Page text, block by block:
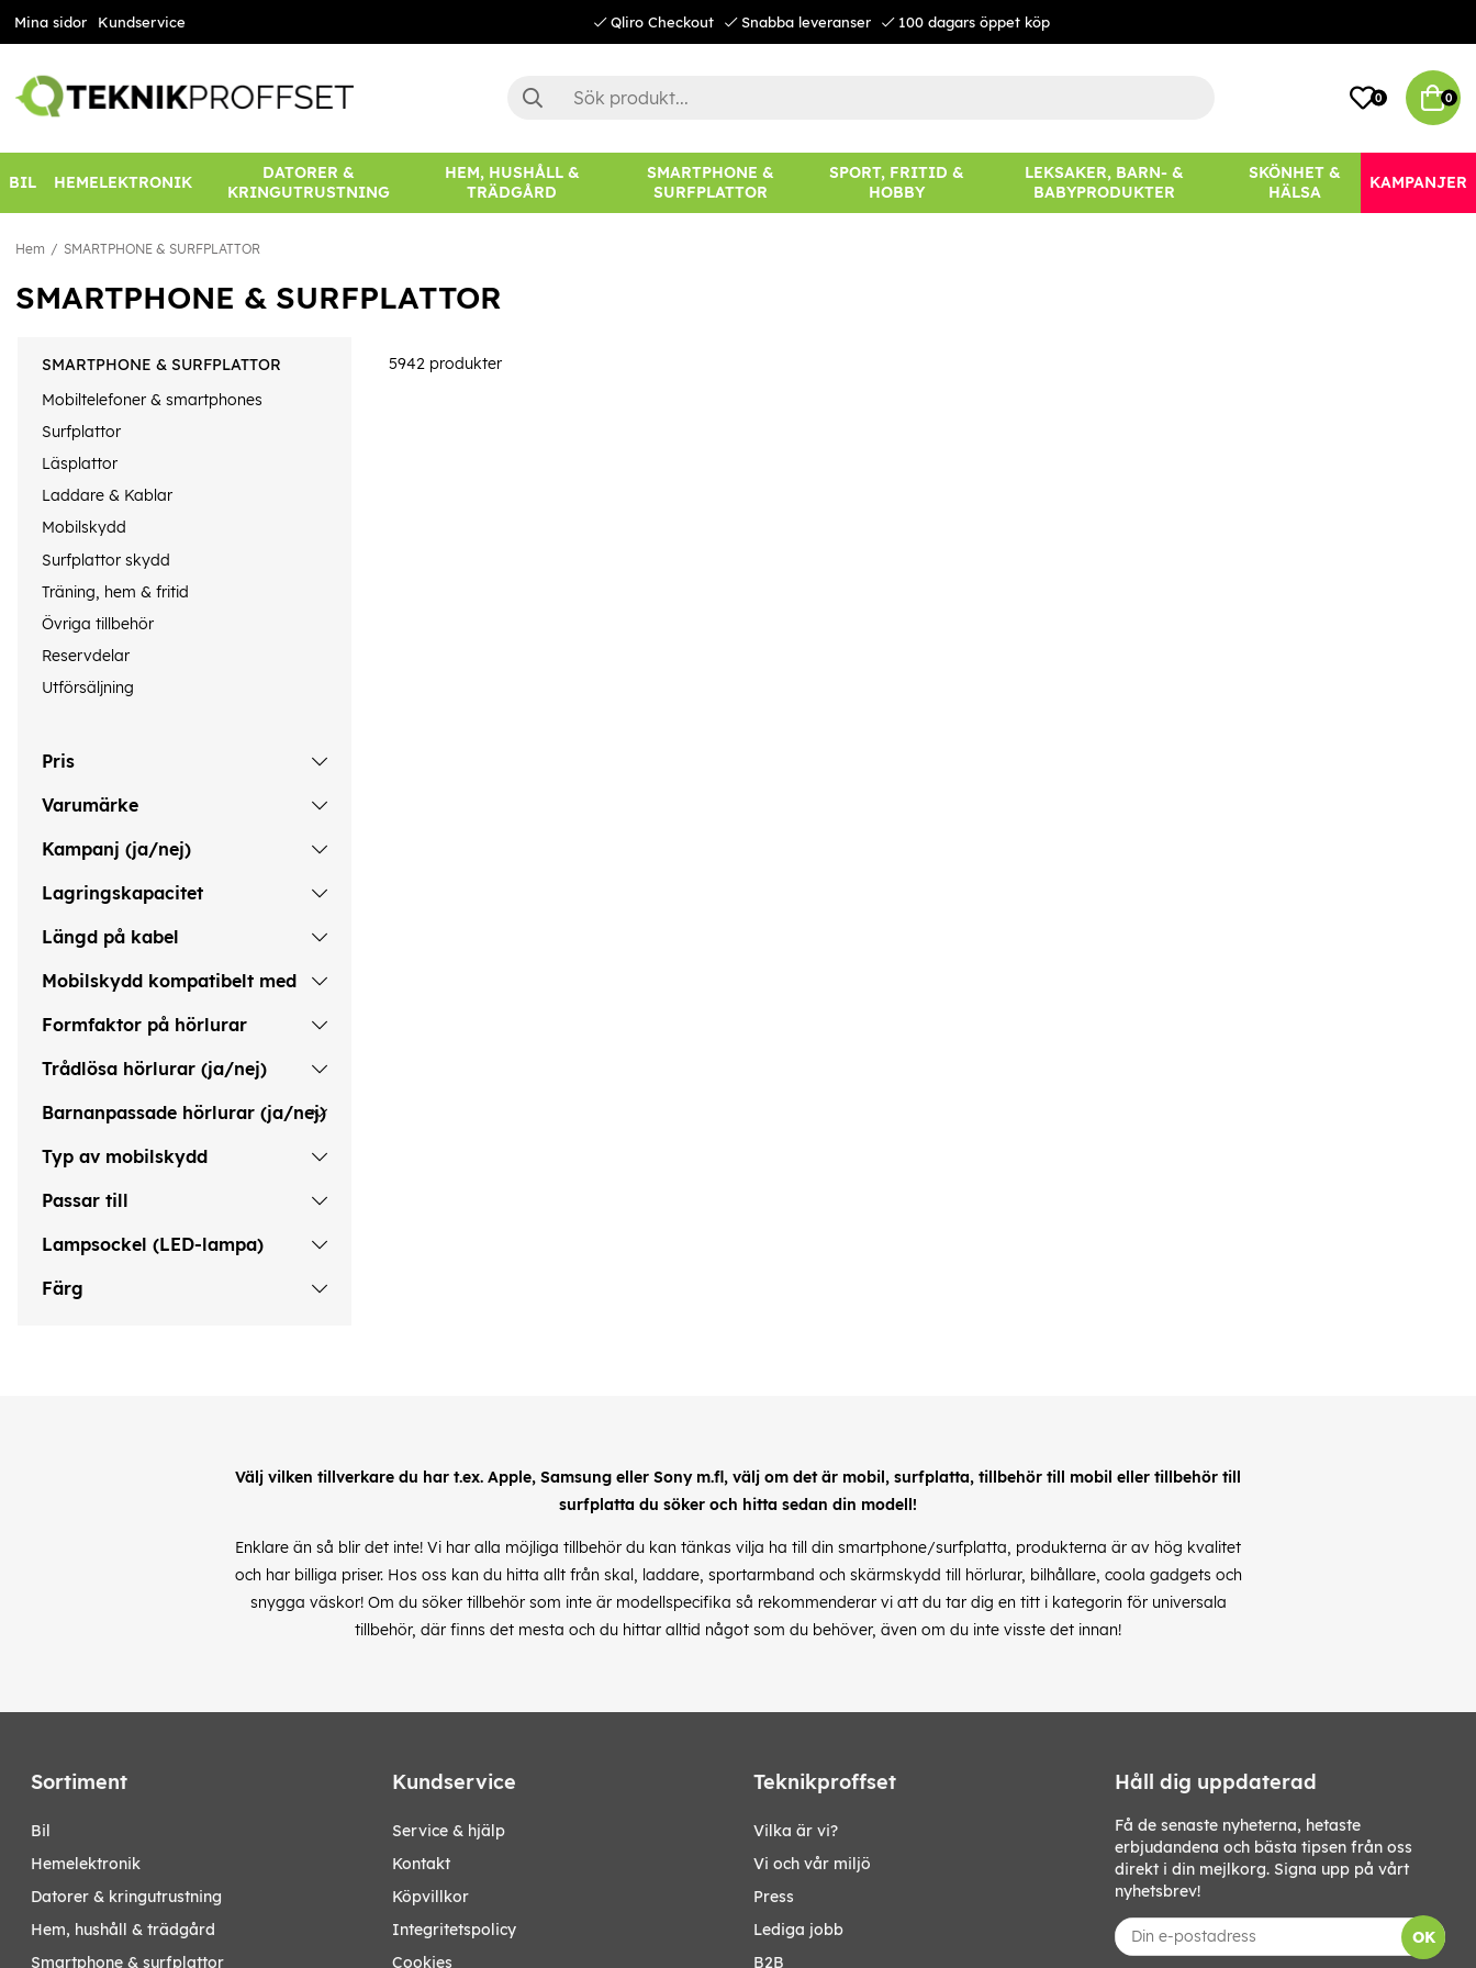
Mina sidor Kundservice Qliro Checkout Snabba leveranser 100 dagars öppet köp
0 0
BIL HEMELEKTRONIK
DATORER &
KRINGUTRUSTNING
HEM, HUSHÅLL &
TRÄDGÅRD
SMARTPHONE &
SURFPLATTOR
SPORT, FRITID &
HOBBY
LEKSAKER, BARN- &
BABYPRODUKTER
SKÖNHET &
HÄLSA
KAMPANJER
Hem SMARTPHONE & SURFPLATTOR
SMARTPHONE & SURFPLATTOR
SMARTPHONE & SURFPLATTOR
Mobiltelefoner & smartphones
Surfplattor
Läsplattor
Laddare & Kablar
Mobilskydd
Surfplattor skydd
Träning, hem & fritid
Övriga tillbehör
Reservdelar
Utförsäljning
Pris
Varumärke
Kampanj (ja/nej)
Lagringskapacitet
Längd på kabel
Mobilskydd kompatibelt med
Formfaktor på hörlurar
Trådlösa hörlurar (ja/nej)
Barnanpassade hörlurar (ja/nej)
Typ av mobilskydd
Passar till
Lampsockel (LED-lampa)
Färg
5942 produkter
Välj vilken tillverkare du har t.ex. Apple, Samsung eller Sony m.fl, välj om det är mobil, surfplatta, tillbehör till mobil eller tillbehör till
surfplatta du söker och hitta sedan din modell!
Enklare än så blir det inte! Vi har alla möjliga tillbehör du kan tänkas vilja ha till din smartphone/surfplatta, produkterna är av hög kvalitet
och har billiga priser. Hos oss kan du hitta allt från skal, laddare, sportarmband och skärmskydd till hörlurar, bilhållare, coola gadgets och
snygga väskor! Om du söker tillbehör som inte är modellspecifika så rekommenderar vi att du tar dig en titt i kategorin för universala
tillbehör, där finns det mesta och du hittar alltid något som du behöver, även om du inte visste det innan!
Sortiment
bil
hemelektronik
datorer & kringutrustning
hem, hushåll & trädgård
smartphone & surfplattor
Kundservice
Service & hjälp
Kontakt
Köpvillkor
Integritetspolicy
Cookies
Teknikproffset
Vilka är vi?
Vi och vår miljö
Press
Lediga jobb
B2B
Håll dig uppdaterad
Få de senaste nyheterna, hetaste
erbjudandena och bästa tipsen från oss
direkt i din mejlkorg. Signa upp på vårt
nyhetsbrev!
OK